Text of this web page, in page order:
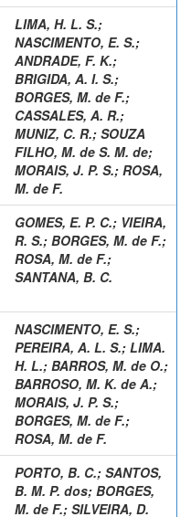
LIMA, H. L. S.;
NASCIMENTO, E. S.;
ANDRADE, F. K.;
BRIGIDA, A. I. S.;
BORGES, M. de F.;
CASSALES, A. R.;
MUNIZ, C. R.; SOUZA
FILHO, M. de S. M. de;
MORAIS, J. P. S.; ROSA,
M. de F.
GOMES, E. P. C.; VIEIRA,
R. S.; BORGES, M. de F.;
ROSA, M. de F.;
SANTANA, B. C.
NASCIMENTO, E. S.;
PEREIRA, A. L. S.; LIMA.
H. L.; BARROS, M. de O.;
BARROSO, M. K. de A.;
MORAIS, J. P. S.;
BORGES, M. de F.;
ROSA, M. de F.
PORTO, B. C.; SANTOS,
B. M. P. dos; BORGES,
M. de F.; SILVEIRA, D.